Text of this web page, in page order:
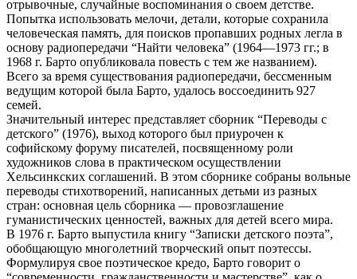
отрывочные, случайные воспоминания о своем детстве.
Попытка использовать мелочи, детали, которые сохранила
человеческая память, для поисков пропавших родных легла в
основу радиопередачи “Найти человека” (1964—1973 гг.; в
1968 г. Барто опубликовала повесть с тем же названием).
Всего за время существования радиопередачи, бессменным
ведущим которой была Барто, удалось воссоединить 927
семей.
Значительный интерес представляет сборник “Переводы с
детского” (1976), выход которого был приурочен к
софийскому форуму писателей, посвященному роли
художников слова в практическом осуществлении
Хельсинкских соглашений. В этом сборнике собраны вольные
переводы стихотворений, написанных детьми из разных
стран: основная цель сборника — провозглашение
гуманистических ценностей, важных для детей всего мира.
В 1976 г. Барто выпустила книгу “Записки детского поэта”,
обобщающую многолетний творческий опыт поэтессы.
Формулируя свое поэтическое кредо, Барто говорит о